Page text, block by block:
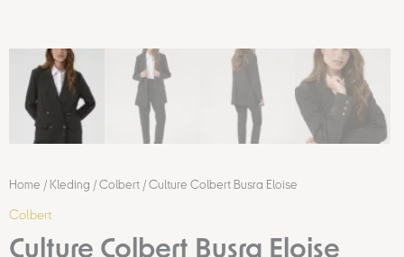
Home / Kleding / Colbert / Culture Colbert Busra Eloise
Colbert
Culture Colbert Busra Eloise